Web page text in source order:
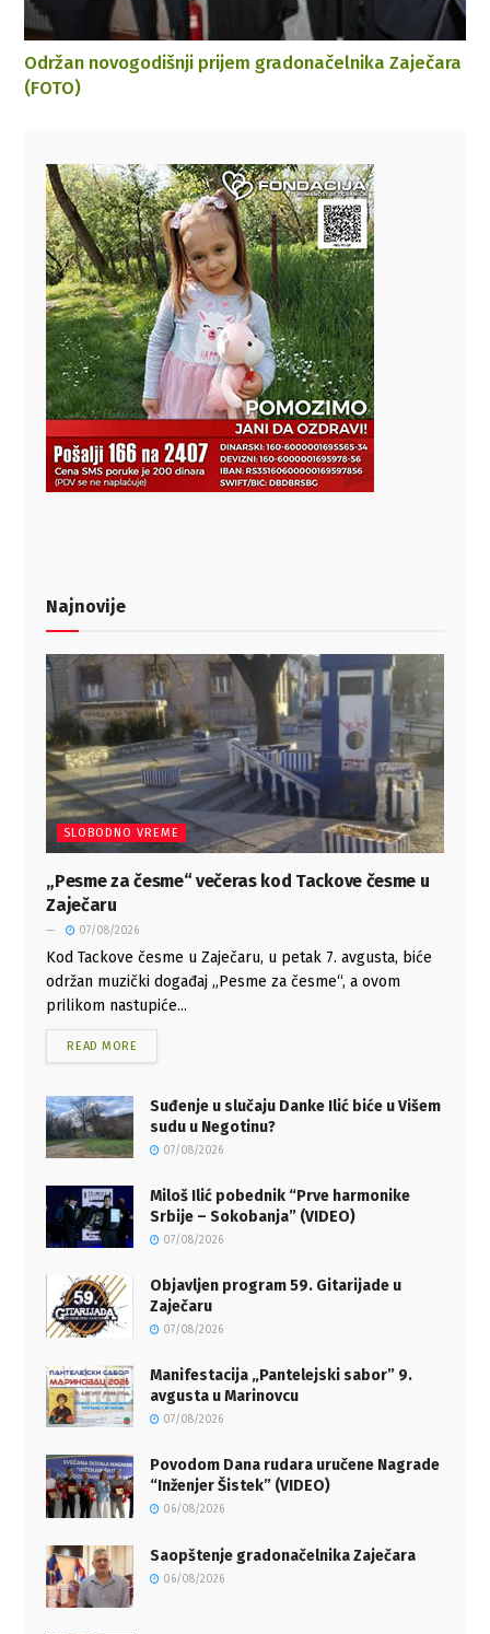
Održan novogodišnji prijem gradonačelnika Zaječara
(FOTO)
Najnovije
SLOBODNO VREME
„Pesme za česme“ večeras kod Tackove česme u
Zaječaru
07/08/2026
Kod Tackove česme u Zaječaru, u petak 7. avgusta, biće
održan muzički događaj „Pesme za česme“, a ovom
prilikom nastupiće...
READ MORE
Suđenje u slučaju Danke Ilić biće u Višem
sudu u Negotinu?
07/08/2026
Miloš Ilić pobednik “Prve harmonike
Srbije – Sokobanja” (VIDEO)
07/08/2026
Objavljen program 59. Gitarijade u
Zaječaru
07/08/2026
Manifestacija „Pantelejski sabor” 9.
avgusta u Marinovcu
07/08/2026
Povodom Dana rudara uručene Nagrade
“Inženjer Šistek” (VIDEO)
06/08/2026
Saopštenje gradonačelnika Zaječara
06/08/2026